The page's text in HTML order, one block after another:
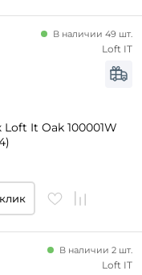
It Oak 100001W
В наличии 49 шт.
Loft IT
В наличии 2 шт.
Loft IT